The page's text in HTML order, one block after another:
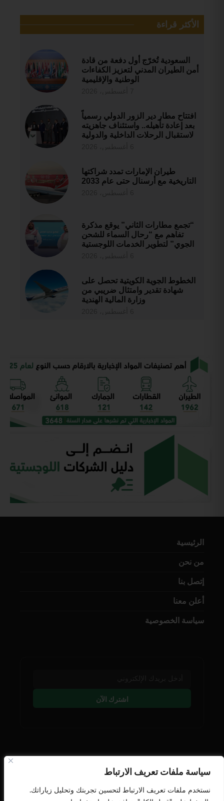
سياسة ملفات تعريف الارتباط
نستخدم ملفات تعريف الارتباط لتحسين تجربتك وتحليل زياراتك.
الأكثر قراءة
السعودية تُخرّج أول دفعة من قادة
أمن الطيران المدني لتعزيز الكفاءات
الوطنية والإقليمية
افتتاح مطار دير الزور الدولي رسمياً
بعد إعادة تأهيله.. واستئناف جاهزيته
لاستقبال الرحلات الداخلية والدولية
طيران الإمارات تمدد شراكتها
التاريخية مع أرسنال حتى عام 2033
“تجمع مطارات الثاني” يوقع مذكرة
تفاهم مع “رحال السماء للشحن
الجوي” لتطوير الخدمات اللوجستية
الخطوط الجوية الكويتية تحصل على
شهادة تقدير وامتثال ضريبي من
وزارة المالية الهندية
الرئيسية
من نحن
إتصل بنا
أعلن معنا
سياسة الخصوصية
اشترك الآن